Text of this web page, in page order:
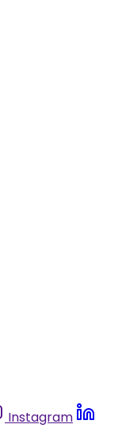
Instagram